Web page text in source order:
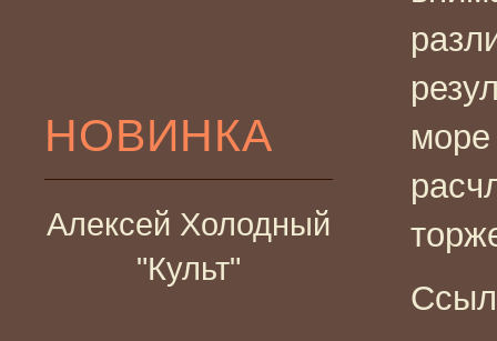
НОВИНКА
Алексей Холодный
"Культ"
море